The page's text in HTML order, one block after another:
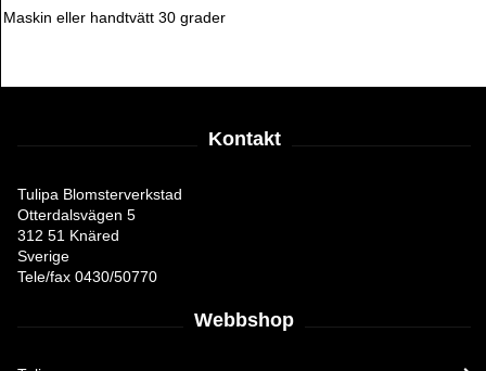
Maskin eller handtvätt 30 grader
Kontakt
Tulipa Blomsterverkstad
Otterdalsvägen 5
312 51 Knäred
Sverige
Tele/fax 0430/50770
Webbshop